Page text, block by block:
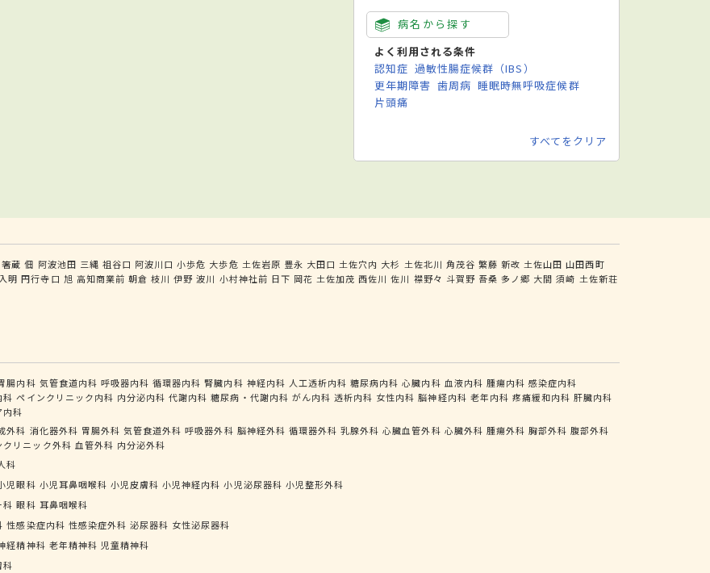
病名から探す
よく利用される条件
認知症 過敏性腸症候群（IBS）
更年期障害 歯周病 睡眠時無呼吸症候群
片頭痛
すべてをクリア
箸蔵 佃 阿波池田 三縄 祖谷口 阿波川口 小歩危 大歩危 土佐岩原 豊永 大田口 土佐穴内 大杉 土佐北川 角茂谷 繁藤 新改 土佐山田 山田西町
入明 円行寺口 旭 高知商業前 朝倉 枝川 伊野 波川 小村神社前 日下 岡花 土佐加茂 西佐川 佐川 襟野々 斗賀野 吾桑 多ノ郷 大間 須崎 土佐新荘
腸内科 気管食道内科 呼吸器内科 循環器内科 腎臓内科 神経内科 人工透析内科 糖尿病内科 心臓内科 血液内科 腫瘍内科 感染症内科
科 ペインクリニック内科 内分泌内科 代謝内科 糖尿病・代謝内科 がん内科 透析内科 女性内科 脳神経内科 老年内科 疼痛緩和内科 肝臓内科
内科
外科 消化器外科 胃腸外科 気管食道外科 呼吸器外科 脳神経外科 循環器外科 乳腺外科 心臓血管外科 心臓外科 腫瘍外科 胸部外科 腹部外科
クリニック外科 血管外科 内分泌外科
科
児眼科 小児耳鼻咽喉科 小児皮膚科 小児神経内科 小児泌尿器科 小児整形外科
科 眼科 耳鼻咽喉科
性感染症内科 性感染症外科 泌尿器科 女性泌尿器科
経精神科 老年精神科 児童精神科
科